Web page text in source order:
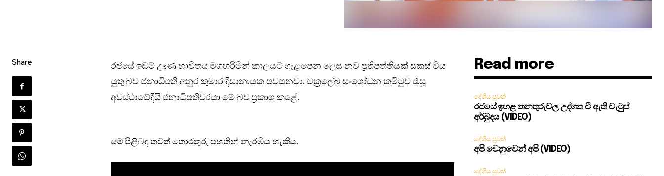
Share
රජයේ ඉඩම් ඌණ භාවිතය මගහරිමින් කාලයට ගැළපෙන ලෙස නව ප්‍රතිපත්තියක් සකස් විය
යුතු බව ජනාධිපති අනුර කුමාර දිසානායක පවසනවා. චක්‍රලේඛ සංශෝධන කමිටුව රැසූ
අවස්ථාවේදීයි ජනාධිපතිවරයා මේ බව ප්‍රකාශ කළේ.
මේ පිළිබඳ තවත් තොරතුරු පහතින් නැරඹිය හැකිය.
Read more
දේශීය පුවත්
රජයේ ඉහළ තනතුරුවල උද්ගත වී ඇති වැටුප්
අර්බුදය (VIDEO)
දේශීය පුවත්
අපි වෙනුවෙන් අපි (VIDEO)
දේශීය පුවත්